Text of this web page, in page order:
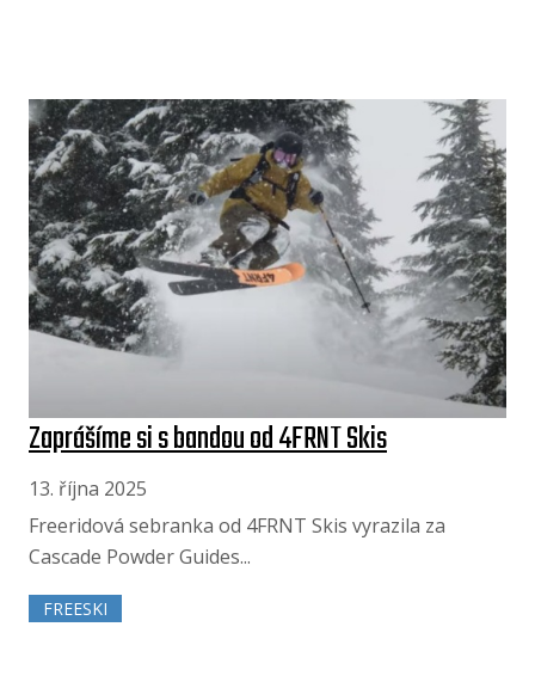
Zaprášíme si s bandou od 4FRNT Skis
13. října 2025
Freeridová sebranka od 4FRNT Skis vyrazila za
Cascade Powder Guides...
FREESKI